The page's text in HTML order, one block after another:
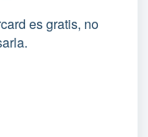
es gratis, no